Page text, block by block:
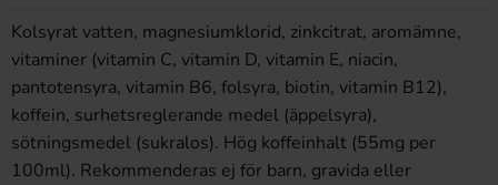
Kolsyrat vatten, magnesiumklorid, zinkcitrat, aromämne,
vitaminer (vitamin C, vitamin D, vitamin E, niacin,
pantotensyra, vitamin B6, folsyra, biotin, vitamin B12),
koffein, surhetsreglerande medel (äppelsyra),
sötningsmedel (sukralos). Hög koffeinhalt (55mg per
100ml). Rekommenderas ej för barn, gravida eller